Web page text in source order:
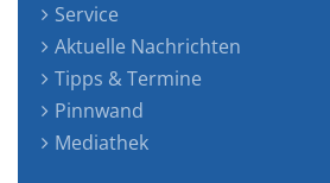
Service
Aktuelle Nachrichten
Tipps & Termine
Pinnwand
Mediathek